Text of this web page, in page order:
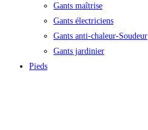
Gants maîtrise
Gants électriciens
Gants anti-chaleur-Soudeur
Gants jardinier
Pieds